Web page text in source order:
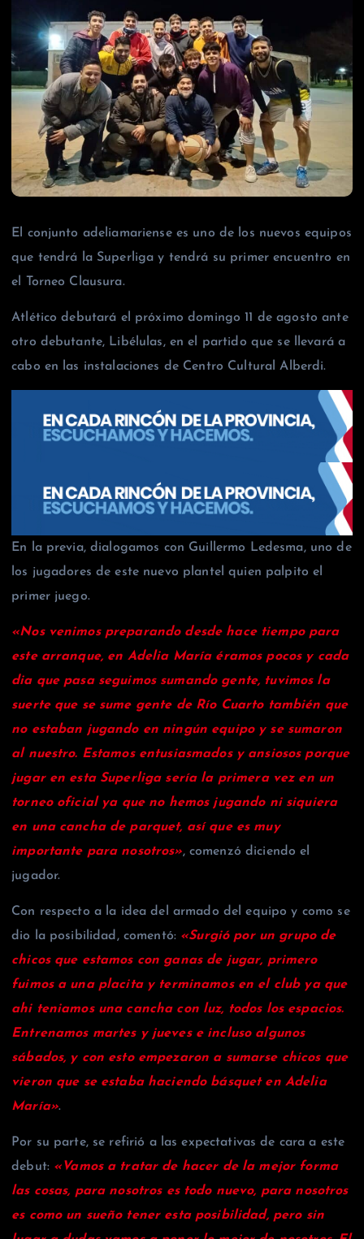
El conjunto adeliamariense es uno de los nuevos equipos
que tendrá la Superliga y tendrá su primer encuentro en
el Torneo Clausura.
Atlético debutará el próximo domingo 11 de agosto ante
otro debutante, Libélulas, en el partido que se llevará a
cabo en las instalaciones de Centro Cultural Alberdi.
En la previa, dialogamos con Guillermo Ledesma, uno de
los jugadores de este nuevo plantel quien palpito el
primer juego.
«Nos venimos preparando desde hace tiempo para
este arranque, en Adelia María éramos pocos y cada
dia que pasa seguimos sumando gente, tuvimos la
suerte que se sume gente de Río Cuarto también que
no estaban jugando en ningún equipo y se sumaron
al nuestro. Estamos entusiasmados y ansiosos porque
jugar en esta Superliga sería la primera vez en un
torneo oficial ya que no hemos jugando ni siquiera
en una cancha de parquet, así que es muy
importante para nosotros», comenzó diciendo el
jugador.
Con respecto a la idea del armado del equipo y como se
dio la posibilidad, comentó: «Surgió por un grupo de
chicos que estamos con ganas de jugar, primero
fuimos a una placita y terminamos en el club ya que
ahi teniamos una cancha con luz, todos los espacios.
Entrenamos martes y jueves e incluso algunos
sábados, y con esto empezaron a sumarse chicos que
vieron que se estaba haciendo básquet en Adelia
María».
Por su parte, se refirió a las expectativas de cara a este
debut: «Vamos a tratar de hacer de la mejor forma
las cosas, para nosotros es todo nuevo, para nosotros
es como un sueño tener esta posibilidad, pero sin